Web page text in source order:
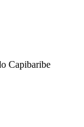
Capibaribe